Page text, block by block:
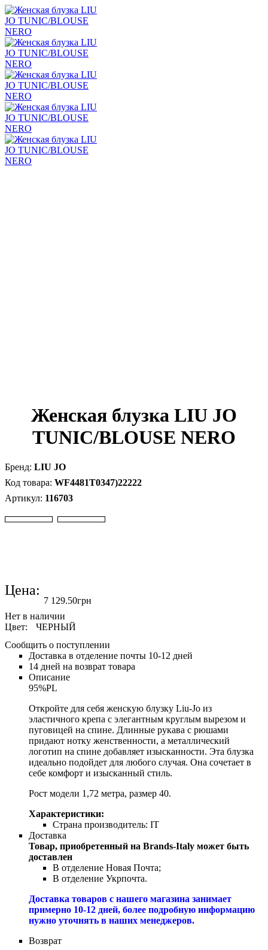
Женская блузка LIU JO
TUNIC/BLOUSE NERO
LIU JO
WF4481T0347)22222
116703
Цена:
7 129.50грн
Цвет:
ЧЕРНЫЙ
Сообщить о поступлении
Доставка в отделение почты 10-12 дней
14 дней на возврат товара
Описание
95%PL
Откройте для себя женскую блузку Liu-Jo из
эластичного крепа с элегантным круглым вырезом и
пуговицей на спине. Длинные рукава с рюшами
придают нотку женственности, а металлический
логотип на спине добавляет изысканности. Эта блузка
идеально подойдет для любого случая. Она сочетает в
себе комфорт и изысканный стиль.
Рост модели 1,72 метра, размер 40.
Характеристики:
Страна производитель: IT
Доставка
Товар, приобретенный на Brands-Italy может быть
доставлен
В отделение Новая Почта;
В отделение Укрпочта.
Доставка товаров с нашего магазина занимает
примерно 10-12 дней, более подробную информацию
нужно уточнять в наших менеджеров.
Возврат